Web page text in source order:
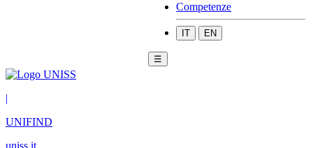
Competenze
IT EN
☰
|
UNIFIND
uniss.it